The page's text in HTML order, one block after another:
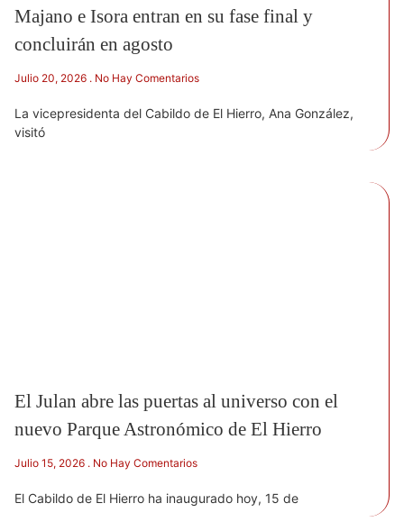
Majano e Isora entran en su fase final y
concluirán en agosto
Julio 20, 2026 No Hay Comentarios
La vicepresidenta del Cabildo de El Hierro, Ana González,
visitó
El Julan abre las puertas al universo con el
nuevo Parque Astronómico de El Hierro
Julio 15, 2026 No Hay Comentarios
El Cabildo de El Hierro ha inaugurado hoy, 15 de